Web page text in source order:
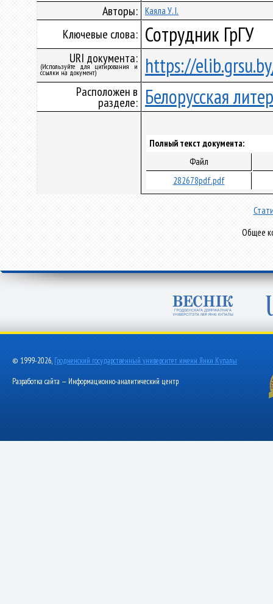
Авторы: Каяла У. I.
Ключевые слова: Сотрудник ГрГУ
URI документа:
(Используйте для цитирования и
ссылки на документ) https://
Расположен в
разделе: Белорусская
Полный текст документа:
Файл
282678pdf.pdf
Общее
© 1999-2026, Гродненский государственный университет имени Янки Купалы
Разработка сайта — Информационно-аналитический центр